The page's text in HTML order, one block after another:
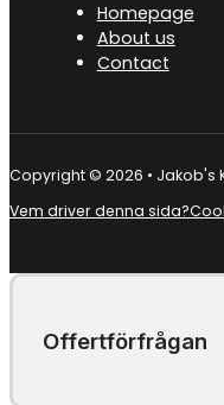
Homepage
About us
Contact
Copyright © 2026 • Jakob's
Vem driver denna sida?
Offertförfrågan